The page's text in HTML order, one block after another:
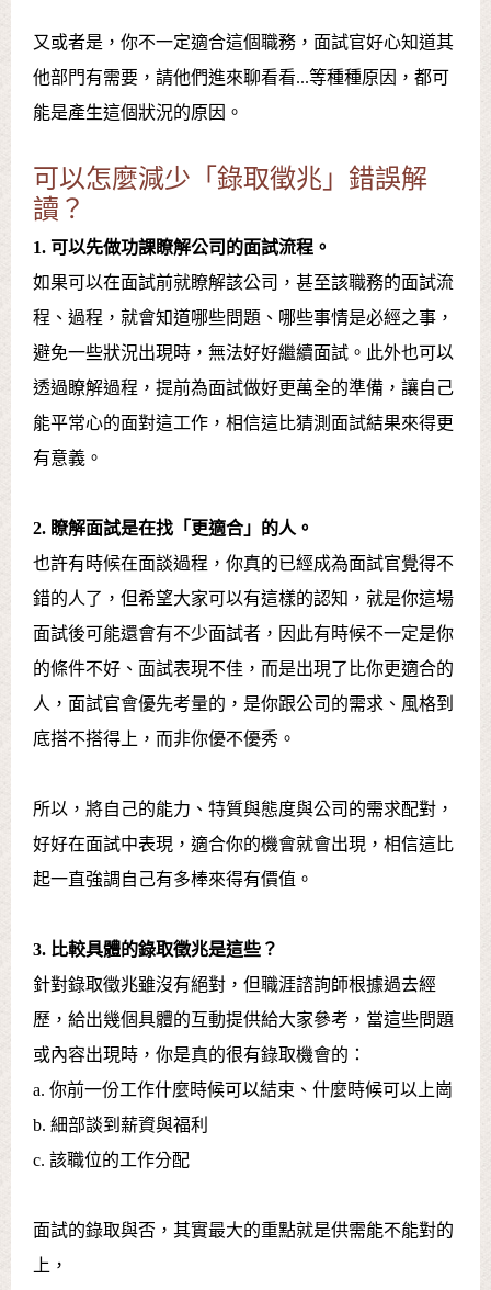
又或者是，你不一定適合這個職務，面試官好心知道其
他部門有需要，請他們進來聊看看...等種種原因，都可
能是產生這個狀況的原因。
可以怎麼減少「錄取徵兆」錯誤解
讀？
1. 可以先做功課瞭解公司的面試流程。
如果可以在面試前就瞭解該公司，甚至該職務的面試流
程、過程，就會知道哪些問題、哪些事情是必經之事，
避免一些狀況出現時，無法好好繼續面試。此外也可以
透過瞭解過程，提前為面試做好更萬全的準備，讓自己
能平常心的面對這工作，相信這比猜測面試結果來得更
有意義。
2. 瞭解面試是在找「更適合」的人。
也許有時候在面談過程，你真的已經成為面試官覺得不
錯的人了，但希望大家可以有這樣的認知，就是你這場
面試後可能還會有不少面試者，因此有時候不一定是你
的條件不好、面試表現不佳，而是出現了比你更適合的
人，面試官會優先考量的，是你跟公司的需求、風格到
底搭不搭得上，而非你優不優秀。
所以，將自己的能力、特質與態度與公司的需求配對，
好好在面試中表現，適合你的機會就會出現，相信這比
起一直強調自己有多棒來得有價值。
3. 比較具體的錄取徵兆是這些？
針對錄取徵兆雖沒有絕對，但職涯諮詢師根據過去經
歷，給出幾個具體的互動提供給大家參考，當這些問題
或內容出現時，你是真的很有錄取機會的：
a. 你前一份工作什麼時候可以結束、什麼時候可以上崗
b. 細部談到薪資與福利
c. 該職位的工作分配
面試的錄取與否，其實最大的重點就是供需能不能對的
上，